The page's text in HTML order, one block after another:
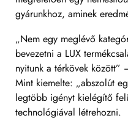
gyárunkhoz, aminek
„Nem egy meglévő
bevezetni a LUX
nyitunk a térkövek között”
Mint kiemelte: „abszolút
legtöbb igényt kielégítő
technológiával létrehozni.